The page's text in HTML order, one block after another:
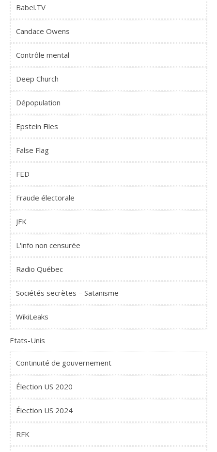
Babel.TV
Candace Owens
Contrôle mental
Deep Church
Dépopulation
Epstein Files
False Flag
FED
Fraude électorale
JFK
L'info non censurée
Radio Québec
Sociétés secrètes – Satanisme
WikiLeaks
Etats-Unis
Continuité de gouvernement
Élection US 2020
Élection US 2024
RFK